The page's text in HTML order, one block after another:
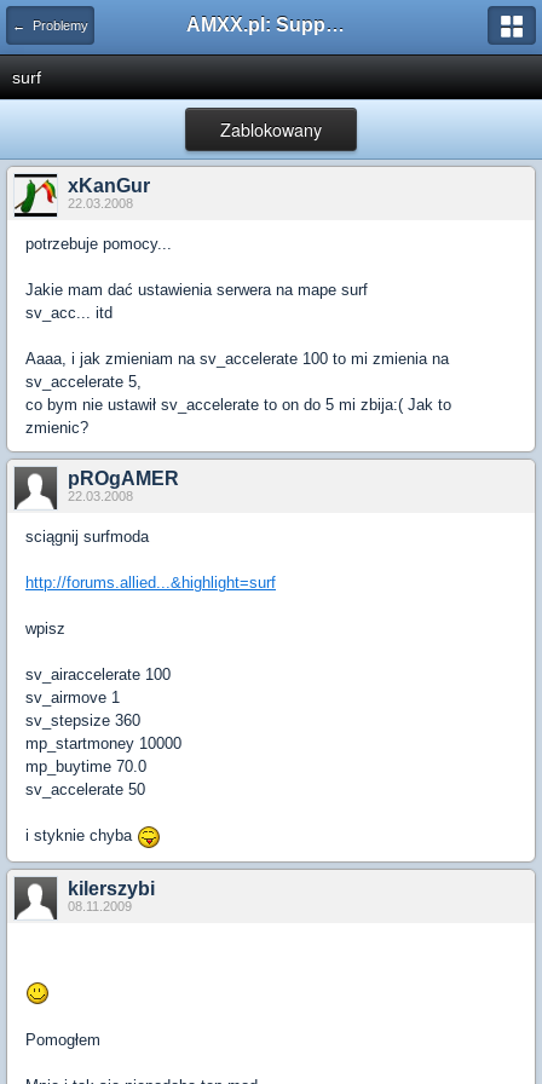
← Problemy AMXX.pl: Support AMX Mod X i SourceMod
surf
Zablokowany
xKanGur
22.03.2008
potrzebuje pomocy...
Jakie mam dać ustawienia serwera na mape surf
sv_acc... itd
Aaaa, i jak zmieniam na sv_accelerate 100 to mi zmienia na
sv_accelerate 5,
co bym nie ustawił sv_accelerate to on do 5 mi zbija:( Jak to
zmienic?
pROgAMER
22.03.2008
sciągnij surfmoda
http://forums.allied...&highlight=surf
wpisz
sv_airaccelerate 100
sv_airmove 1
sv_stepsize 360
mp_startmoney 10000
mp_buytime 70.0
sv_accelerate 50
i styknie chyba
kilerszybi
08.11.2009
Pomogłem